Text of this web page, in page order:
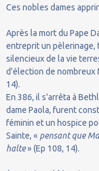
Ces nobles dames
Après la mort du Pape
entreprit un pèlerinage,
silencieux de la vie
d'élection de nombreux
14).
En 386, il s'arrêta à
dame Paola, furent
féminin et un hospice
Sainte, « pensant que
halte» (Ep 108, 14).